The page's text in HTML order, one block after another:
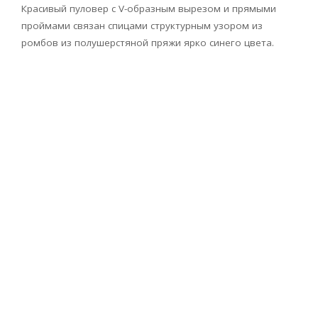
Красивый пуловер с V-образным вырезом и прямыми
проймами связан спицами структурным узором из
ромбов из полушерстяной пряжи ярко синего цвета.